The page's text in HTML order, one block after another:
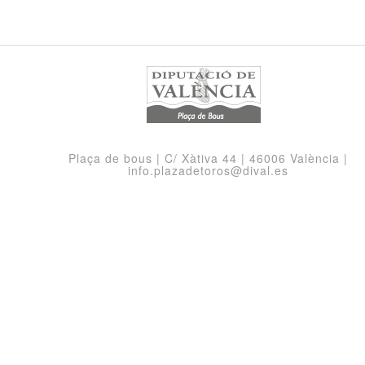
Plaça de bous | C/ Xàtiva 44 | 46006 València |
info.plazadetoros@dival.es